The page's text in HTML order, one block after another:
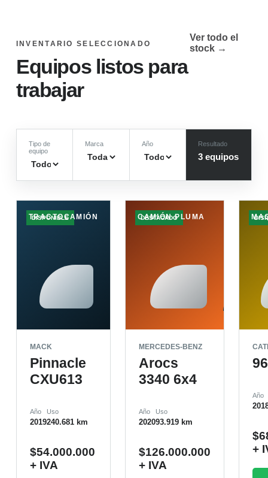
INVENTARIO SELECCIONADO
Equipos listos para
trabajar
Ver todo el
stock →
Tipo de
equipo
Marca Año Resultado
3 equipos
DISPONIBLE
TRACTOCAMIÓN
MACK
Pinnacle
CXU613
Año
2019
Uso
240.681 km
$54.000.000
+ IVA
DESTACADO
CAMIÓN PLUMA
MERCEDES-BENZ
Arocs
3340 6x4
Año
2020
Uso
93.919 km
$126.000.000
+ IVA
Año
$
+